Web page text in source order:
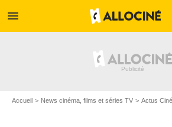
menu
Accueil News cinéma, films et séries TV Actus Ciné